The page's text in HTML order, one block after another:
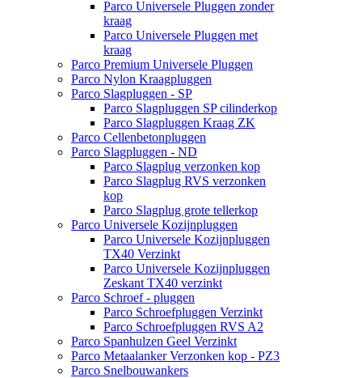
Parco Universele Pluggen zonder
kraag
Parco Universele Pluggen met
kraag
Parco Premium Universele Pluggen
Parco Nylon Kraagpluggen
Parco Slagpluggen - SP
Parco Slagpluggen SP cilinderkop
Parco Slagpluggen Kraag ZK
Parco Cellenbetonpluggen
Parco Slagpluggen - ND
Parco Slagplug verzonken kop
Parco Slagplug RVS verzonken
kop
Parco Slagplug grote tellerkop
Parco Universele Kozijnpluggen
Parco Universele Kozijnpluggen
TX40 Verzinkt
Parco Universele Kozijnpluggen
Zeskant TX40 verzinkt
Parco Schroef - pluggen
Parco Schroefpluggen Verzinkt
Parco Schroefpluggen RVS A2
Parco Spanhulzen Geel Verzinkt
Parco Metaalanker Verzonken kop - PZ3
Parco Snelbouwankers